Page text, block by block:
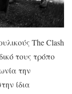
The Clash
τους τρόπο
την
ίδια